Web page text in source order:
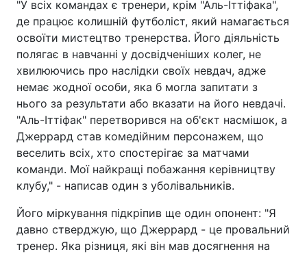
"У всіх командах є тренери, крім "Аль-Іттіфака",
де працює колишній футболіст, який намагається
освоїти мистецтво тренерства. Його діяльність
полягає в навчанні у досвідченіших колег, не
хвилюючись про наслідки своїх невдач, адже
немає жодної особи, яка б могла запитати з
нього за результати або вказати на його невдачі.
"Аль-Іттіфак" перетворився на об'єкт насмішок, а
Джеррард став комедійним персонажем, що
веселить всіх, хто спостерігає за матчами
команди. Мої найкращі побажання керівництву
клубу," - написав один з уболівальників.
Його міркування підкріпив ще один опонент: "Я
давно стверджую, що Джеррард - це провальний
тренер. Яка різниця, які він мав досягнення на